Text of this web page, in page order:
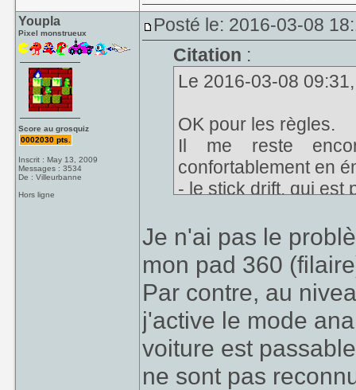
Youpla
Pixel monstrueux
Score au grosquiz
0002030 pts.
Inscrit : May 13, 2009
Messages : 3534
De : Villeurbanne
Hors ligne
Posté le: 2016-03-08
Citation :
Le 2016-03-08
OK pour les règles.
Il me reste
confortablement en
- le stick drift, qui est
désactiver
J'espère que je
Je n'ai pas le
mon pad 360
Par contre, au
j'active le mode
voiture est
ne sont pas